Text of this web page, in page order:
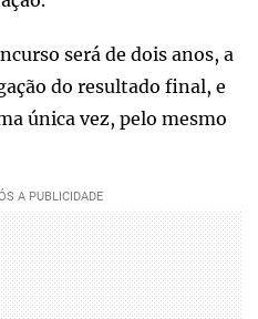
será de dois anos, a
do resultado final, e
única vez, pelo mesmo